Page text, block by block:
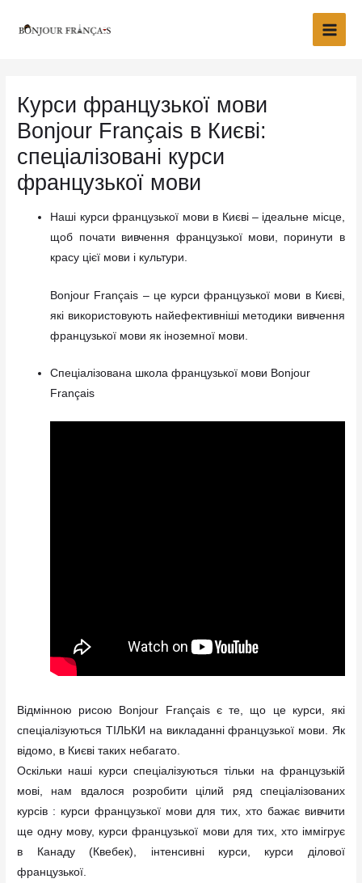
Main
Курси французької мови
Bonjour Français в Києві:
спеціалізовані курси
французької мови
Наші курси французької мови в Києві – ідеальне місце,
щоб почати вивчення французької мови, поринути в
красу цієї мови і культури.
Bonjour Français – це курси французької мови в Києві,
які використовують найефективніші методики вивчення
французької мови як іноземної мови.
Спеціалізована школа французької мови Bonjour
Français
Відмінною рисою Bonjour Français є те, що це курси, які
спеціалізуються ТІЛЬКИ на викладанні французької мови. Як
відомо, в Києві таких небагато.
Оскільки наші курси спеціалізуються тільки на французькій
мові, нам вдалося розробити цілий ряд спеціалізованих
курсів : курси французької мови для тих, хто бажає вивчити
ще одну мову, курси французької мови для тих, хто іммігрує
в Канаду (Квебек), інтенсивні курси, курси ділової
французької.